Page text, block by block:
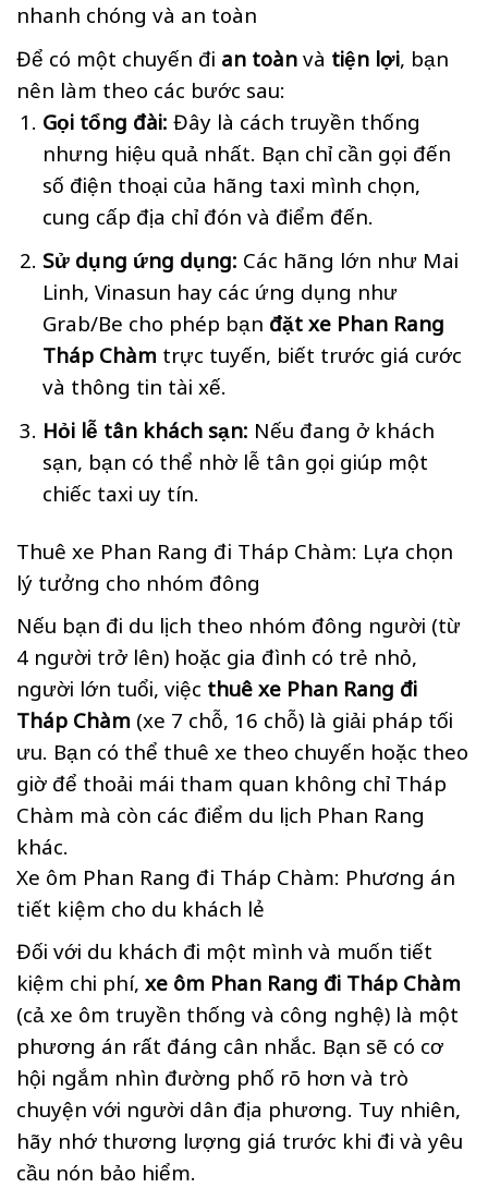
nhanh chóng và an toàn
Để có một chuyến đi an toànvà tiện lợi, bạn
nên làm theo các bước sau:
Gọi tổng đài: Đây là cách truyền thống
nhưng hiệu quả nhất. Bạn chỉ cần gọi đến
số điện thoại của hãng taxi mình chọn,
cung cấp địa chỉ đón và điểm đến.
Sử dụng ứng dụng: Các hãng lớn như Mai
Linh, Vinasun hay các ứng dụng như
Grab/Be cho phép bạn đặt xe Phan Rang
Tháp Chàm trực tuyến, biết trước giá cước
và thông tin tài xế.
Hỏi lễ tân khách sạn: Nếu đang ở khách
sạn, bạn có thể nhờ lễ tân gọi giúp một
chiếc taxi uy tín.
Thuê xe Phan Rang đi Tháp Chàm: Lựa chọn
lý tưởng cho nhóm đông
Nếu bạn đi du lịch theo nhóm đông người (từ
4 người trở lên) hoặc gia đình có trẻ nhỏ,
người lớn tuổi, việc thuê xe Phan Rang đi
Tháp Chàm (xe 7 chỗ, 16 chỗ) là giải pháp tối
ưu. Bạn có thể thuê xe theo chuyến hoặc theo
giờ để thoải mái tham quan không chỉ Tháp
Chàm mà còn các điểm du lịch Phan Rang
khác.
Xe ôm Phan Rang đi Tháp Chàm: Phương án
tiết kiệm cho du khách lẻ
Đối với du khách đi một mình và muốn tiết
kiệm chi phí, xe ôm Phan Rang đi Tháp Chàm
(cả xe ôm truyền thống và công nghệ) là một
phương án rất đáng cân nhắc. Bạn sẽ có cơ
hội ngắm nhìn đường phố rõ hơn và trò
chuyện với người dân địa phương. Tuy nhiên,
hãy nhớ thương lượng giá trước khi đi và yêu
cầu nón bảo hiểm.